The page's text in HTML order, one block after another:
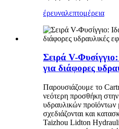
έρευναλεπτομέρεια
Σειρά V-Φυσίγγιο:
για διάφορες
Παρουσιάζουμε το
νεότερη προσθήκη
υδραυλικών
σχεδιάζονται και
Taizhou Lidton